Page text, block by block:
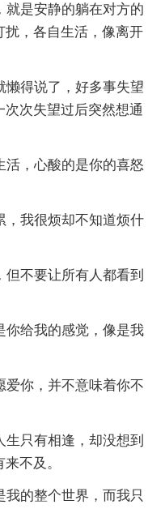
就是安静的躺在对方的
扰，各自生活，像离开
懒得说了，好多事失望
次失望过后突然想通
活，心酸的是你的喜怒
，我很烦却不知道烦什
不要让所有人都看到
你给我的感觉，像是我
爱你，并不意味着你不
只有相逢，却没想到
不及。
我的整个世界，而我只